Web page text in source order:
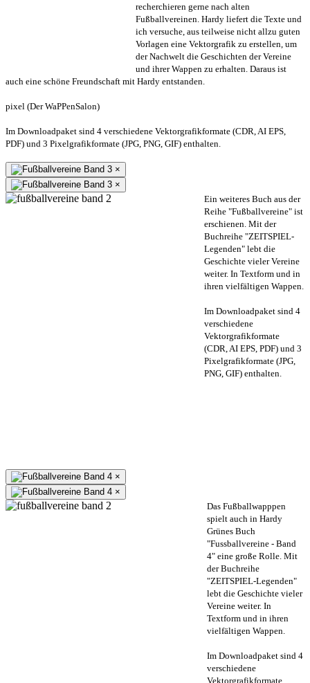
recherchieren gerne nach alten
Fußballvereinen. Hardy liefert die Texte und
ich versuche, aus teilweise nicht allzu guten
Vorlagen eine Vektorgrafik zu erstellen, um
der Nachwelt die Geschichten der Vereine
und ihrer Wappen zu erhalten. Daraus ist
auch eine schöne Freundschaft mit Hardy entstanden.
pixel (Der WaPPenSalon)
Im Downloadpaket sind 4 verschiedene Vektorgrafikformate (CDR, AI EPS,
PDF) und 3 Pixelgrafikformate (JPG, PNG, GIF) enthalten.
×
×
Ein weiteres Buch aus der
Reihe "Fußballvereine" ist
erschienen. Mit der
Buchreihe "ZEITSPIEL-
Legenden" lebt die
Geschichte vieler Vereine
weiter. In Textform und in
ihren vielfältigen Wappen.
Im Downloadpaket sind 4
verschiedene
Vektorgrafikformate
(CDR, AI EPS, PDF) und 3
Pixelgrafikformate (JPG,
PNG, GIF) enthalten.
×
×
Das Fußballwapppen
spielt auch in Hardy
Grünes Buch
"Fussballvereine - Band
4" eine große Rolle. Mit
der Buchreihe
"ZEITSPIEL-Legenden"
lebt die Geschichte vieler
Vereine weiter. In
Textform und in ihren
vielfältigen Wappen.
Im Downloadpaket sind 4
verschiedene
Vektorgrafikformate